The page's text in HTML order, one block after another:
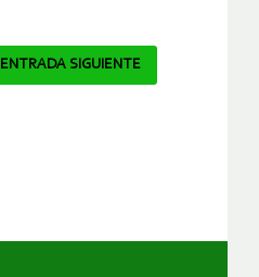
ENTRADA SIGUIENTE